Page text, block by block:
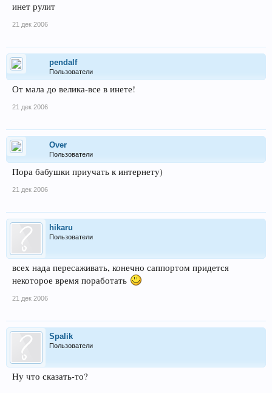
инет рулит
21 дек 2006
pendalf
Пользователи
От мала до велика-все в инете!
21 дек 2006
Over
Пользователи
Пора бабушки приучать к интернету)
21 дек 2006
hikaru
Пользователи
всех нада пересаживать, конечно саппортом придется
некоторое время поработать
21 дек 2006
Spalik
Пользователи
Ну что сказать-то?